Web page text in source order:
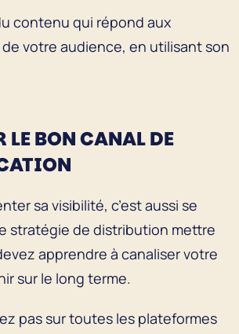
contenu qui répond aux
votre audience, en utilisant son
LE BON CANAL DE
sa visibilité, c’est aussi se
stratégie de distribution mettre
apprendre à canaliser votre
sur le long terme.
pas sur toutes les plateformes